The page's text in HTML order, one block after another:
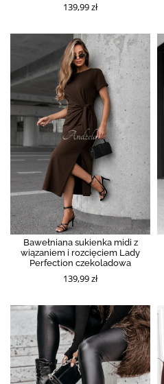
139,99 zł
Bawełniana sukienka midi z
wiązaniem i rozcięciem Lady
Perfection czekoladowa
139,99 zł